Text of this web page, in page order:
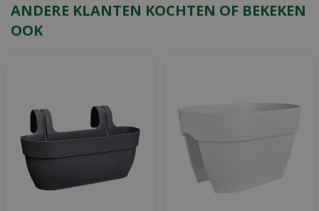
ANDERE KLANTEN KOCHTEN OF BEKEKEN
OOK